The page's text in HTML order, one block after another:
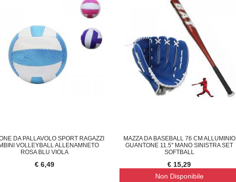
DA PALLAVOLO SPORT RAGAZZI
VOLLEYBALL ALLENAMNETO
ROSA BLU VIOLA
€ 6,49
MAZZA DA BASEBALL 76 CM ALLUMINIO
GUANTONE 11.5'' MANO SINISTRA SET
SOFTBALL
€ 15,29
Non Disponibile